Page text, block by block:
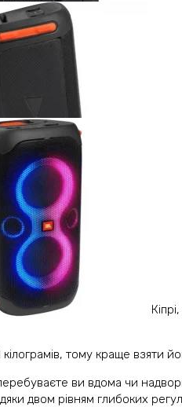
незабутню вечірку на
тому краще взяти
ви вдома чи
двом рівням глибоких